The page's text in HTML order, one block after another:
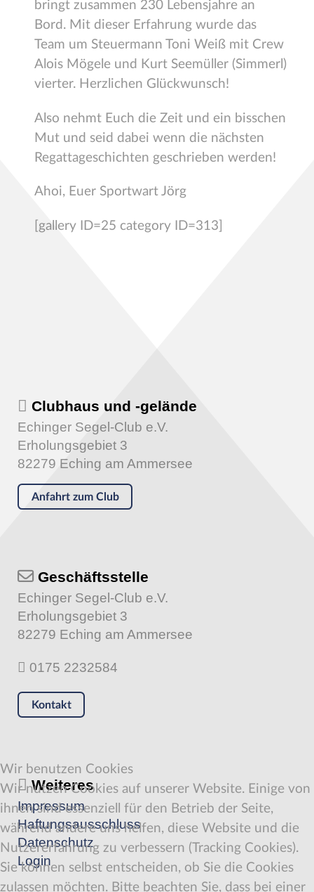
bringt zusammen 230 Lebensjahre an
Bord. Mit dieser Erfahrung wurde das
Team um Steuermann Toni Weiß mit Crew
Alois Mögele und Kurt Seemüller (Simmerl)
vierter. Herzlichen Glückwunsch!
Also nehmt Euch die Zeit und ein bisschen
Mut und seid dabei wenn die nächsten
Regattageschichten geschrieben werden!
Ahoi, Euer Sportwart Jörg
[gallery ID=25 category ID=313]
Clubhaus und -gelände
Echinger Segel-Club e.V.
Erholungsgebiet 3
82279 Eching am Ammersee
Anfahrt zum Club
Geschäftsstelle
Echinger Segel-Club e.V.
Erholungsgebiet 3
82279 Eching am Ammersee
0175 2232584
Kontakt
Weiteres
Impressum
Haftungsausschluss
Datenschutz
Login
Wir benutzen Cookies
Wir nutzen Cookies auf unserer Website. Einige von
ihnen sind essenziell für den Betrieb der Seite,
während andere uns helfen, diese Website und die
Nutzererfahrung zu verbessern (Tracking Cookies).
Sie können selbst entscheiden, ob Sie die Cookies
zulassen möchten. Bitte beachten Sie, dass bei einer